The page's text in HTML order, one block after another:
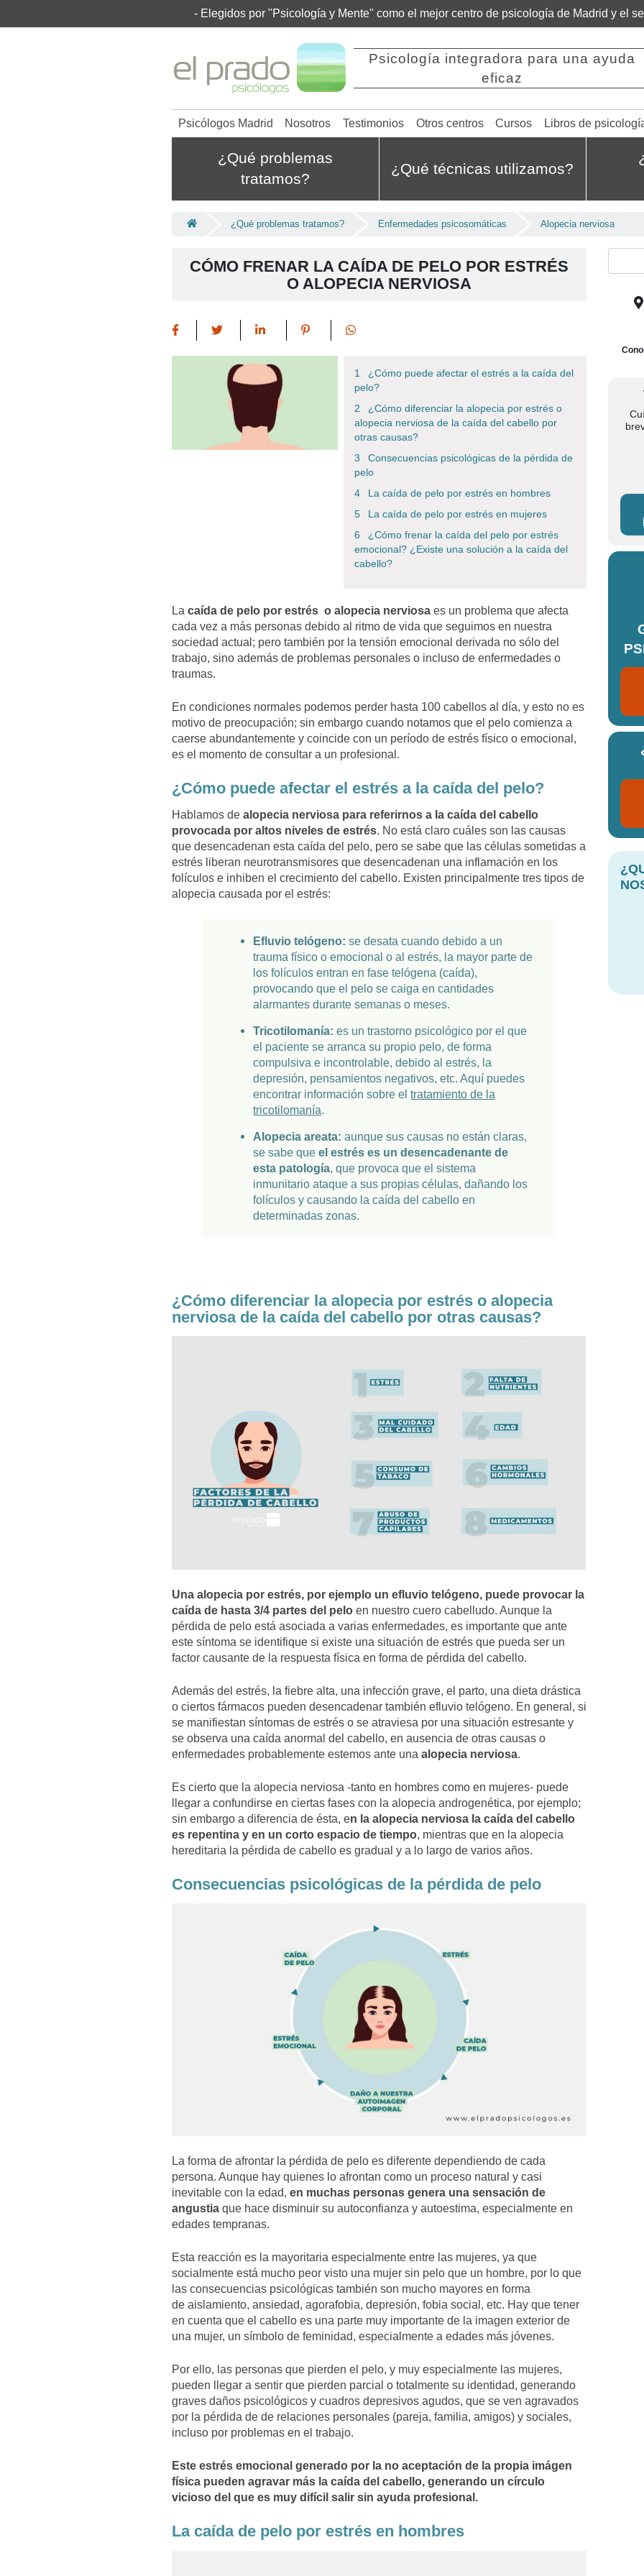
- Elegidos por "Psicología y Mente" como el mejor centro de psicología de Madrid y el
Psicología integradora para una ayuda
eficaz
Psicólogos Madrid Nosotros Testimonios Otros centros Cursos Libros de
¿Qué problemas
tratamos?
¿Qué técnicas utilizamos?
¿Qué problemas tratamos? Enfermedades psicosomáticas Alopecia nerviosa
CÓMO FRENAR LA CAÍDA DE PELO POR ESTRÉS
O ALOPECIA NERVIOSA
¿Cómo puede afectar el estrés a la caída del
pelo?
¿Cómo diferenciar la alopecia por estrés o
alopecia nerviosa de la caída del cabello por
otras causas?
Consecuencias psicológicas de la pérdida de
pelo
La caída de pelo por estrés en hombres
La caída de pelo por estrés en mujeres
¿Cómo frenar la caída del pelo por estrés
emocional? ¿Existe una solución a la caída del
cabello?
La caída de pelo por estrés o alopecia nerviosa es un problema que afecta
cada vez a más personas debido al ritmo de vida que seguimos en nuestra
sociedad actual; pero también por la tensión emocional derivada no sólo del
trabajo, sino además de problemas personales o incluso de enfermedades o
traumas.
En condiciones normales podemos perder hasta 100 cabellos al día, y esto no es
motivo de preocupación; sin embargo cuando notamos que el pelo comienza a
caerse abundantemente y coincide con un período de estrés físico o emocional,
es el momento de consultar a un profesional.
¿Cómo puede afectar el estrés a la caída del pelo?
Hablamos de alopecia nerviosa para referirnos a la caída del cabello
provocada por altos niveles de estrés. No está claro cuáles son las causas
que desencadenan esta caída del pelo, pero se sabe que las células sometidas a
estrés liberan neurotransmisores que desencadenan una inflamación en los
folículos e inhiben el crecimiento del cabello. Existen principalmente tres tipos de
alopecia causada por el estrés:
Efluvio telógeno: se desata cuando debido a un
trauma físico o emocional o al estrés, la mayor parte de
los folículos entran en fase telógena (caída),
provocando que el pelo se caiga en cantidades
alarmantes durante semanas o meses.
Tricotilomanía: es un trastorno psicológico por el que
el paciente se arranca su propio pelo, de forma
compulsiva e incontrolable, debido al estrés, la
depresión, pensamientos negativos, etc. Aquí puedes
encontrar información sobre eltratamiento de la
tricotilomanía.
Alopecia areata: aunque sus causas no están claras,
se sabe queel estrés es un desencadenante de
esta patología, que provoca que el sistema
inmunitario ataque a sus propias células, dañando los
folículos y causando la caída del cabello en
determinadas zonas.
¿Cómo diferenciar la alopecia por estrés o alopecia
nerviosa de la caída del cabello por otras causas?
Una alopecia por estrés, por ejemplo un efluvio telógeno, puede provocar la
caída de hasta 3/4 partes del pelo en nuestro cuero cabelludo. Aunque la
pérdida de pelo está asociada a varias enfermedades, es importante que ante
este síntoma se identifique si existe una situación de estrés que pueda ser un
factor causante de la respuesta física en forma de pérdida del cabello.
Además del estrés, la fiebre alta, una infección grave, el parto, una dieta drástica
o ciertos fármacos pueden desencadenar también efluvio telógeno. En general, si
se manifiestan síntomas de estrés o se atraviesa por una situación estresante y
se observa una caída anormal del cabello, en ausencia de otras causas o
enfermedades probablemente estemos ante una alopecia nerviosa.
Es cierto que la alopecia nerviosa -tanto en hombres como en mujeres- puede
llegar a confundirse en ciertas fases con la alopecia androgenética, por ejemplo;
sin embargo a diferencia de ésta, en la alopecia nerviosa la caída del cabello
es repentina y en un corto espacio de tiempo, mientras que en la alopecia
hereditaria la pérdida de cabello es gradual y a lo largo de varios años.
Consecuencias psicológicas de la pérdida de pelo
La forma de afrontar la pérdida de pelo es diferente dependiendo de cada
persona. Aunque hay quienes lo afrontan como un proceso natural y casi
inevitable con la edad, en muchas personas genera una sensación de
angustia que hace disminuir su autoconfianza y autoestima, especialmente en
edades tempranas.
Esta reacción es la mayoritaria especialmente entre las mujeres, ya que
socialmente está mucho peor visto una mujer sin pelo que un hombre, por lo que
las consecuencias psicológicas también son mucho mayores en forma
de aislamiento, ansiedad, agorafobia, depresión, fobia social, etc. Hay que tener
en cuenta que el cabello es una parte muy importante de la imagen exterior de
una mujer, un símbolo de feminidad, especialmente a edades más jóvenes.
Por ello, las personas que pierden el pelo, y muy especialmente las mujeres,
pueden llegar a sentir que pierden parcial o totalmente su identidad, generando
graves daños psicológicos y cuadros depresivos agudos, que se ven agravados
por la pérdida de de relaciones personales (pareja, familia, amigos) y sociales,
incluso por problemas en el trabajo.
Este estrés emocional generado por la no aceptación de la propia imágen
física pueden agravar más la caída del cabello, generando un círculo
vicioso del que es muy difícil salir sin ayuda profesional.
La caída de pelo por estrés en hombres